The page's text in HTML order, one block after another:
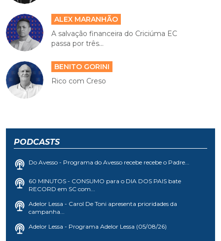
ALEX MARANHÃO
A salvação financeira do Criciúma EC
passa por três...
BENITO GORINI
Rico com Creso
PODCASTS
Do Avesso - Programa do Avesso recebe recebe o Padre...
60 MINUTOS - CONSUMO para o DIA DOS PAIS bate
RECORD em SC com...
Adelor Lessa - Carol De Toni apresenta prioridades da
campanha...
Adelor Lessa - Programa Adelor Lessa (05/08/26)